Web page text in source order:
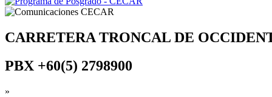
CARRETERA TRONCAL DE
PBX +60(5) 2798900
»